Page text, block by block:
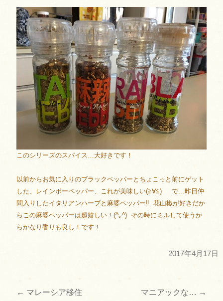
このシリーズのスパイス…大好きです！
以前からお気に入りのブラックペッパーとちょこっと前にゲット
した、レインボーペッパー、これが美味しい(≧∀≦) で…昨日仲
間入りしたイタリアンハーブと麻婆ペッパー‼︎ 花山椒が好きだか
らこの麻婆ペッパーは超嬉しい！(^｡^) その時にミルして使うか
らかなり香りも良し！です！
2017年4月17日
投
← マレーシア移住 マニアックな… →